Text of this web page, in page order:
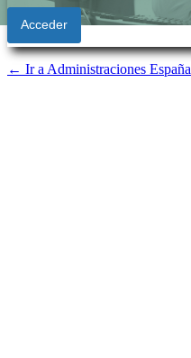
← Ir a Administraciones España